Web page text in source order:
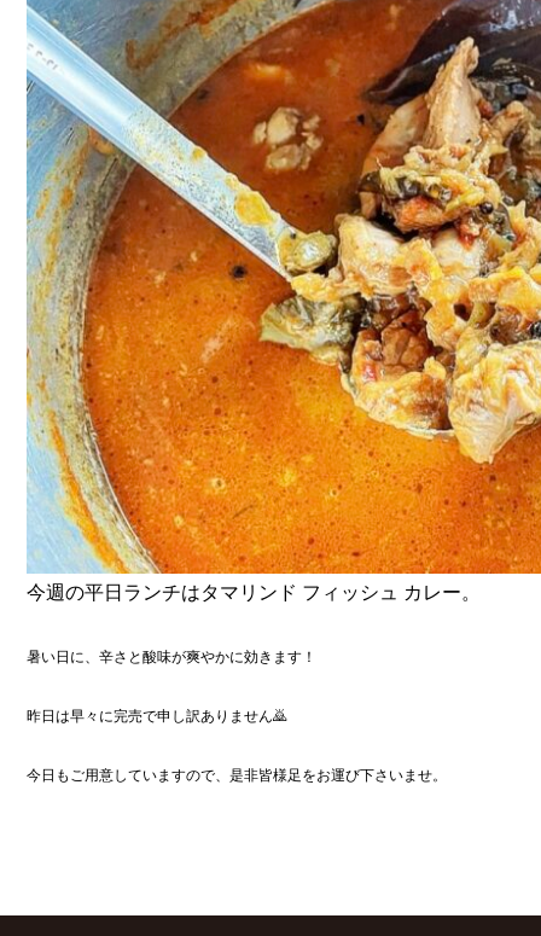
今週の平日ランチはタマリンド フィッシュ カレー。
暑い日に、辛さと酸味が爽やかに効きます！
昨日は早々に完売で申し訳ありません🙇
今日もご用意していますので、是非皆様足をお運び下さいませ。